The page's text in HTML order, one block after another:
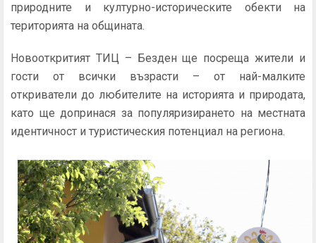
природните и културно-историческите обекти на
територията на общината.
Новооткритият ТИЦ – Безден ще посреща жители и
гости от всички възрасти – от най-малките
откриватели до любителите на историята и природата,
като ще допринася за популяризирането на местната
идентичност и туристическия потенциал на региона.